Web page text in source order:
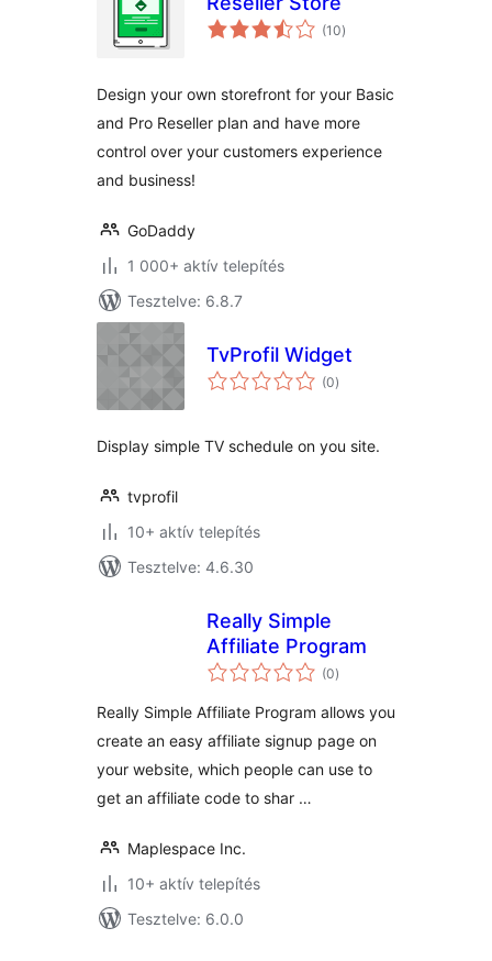
(10értékelés
összesen
)
Design your own storefront for your Basic
and Pro Reseller plan and have more
control over your customers experience
and business!
GoDaddy
1 000+ aktív telepítés
Tesztelve: 6.8.7
TvProfil Widget
(0értékelés
összesen
)
Display simple TV schedule on you site.
tvprofil
10+ aktív telepítés
Tesztelve: 4.6.30
Really Simple
Affiliate Program
(0értékelés
összesen
)
Really Simple Affiliate Program allows you
create an easy affiliate signup page on
your website, which people can use to
get an affiliate code to shar …
Maplespace Inc.
10+ aktív telepítés
Tesztelve: 6.0.0